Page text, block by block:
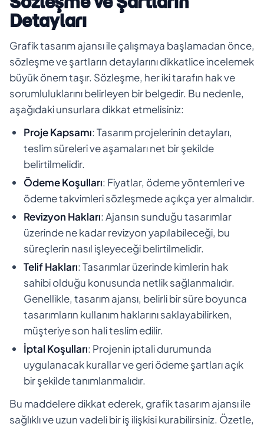
Detayları
Grafik tasarım ajansı ile çalışmaya başlamadan önce,
sözleşme ve şartların detaylarını dikkatlice incelemek
büyük önem taşır. Sözleşme, her iki tarafın hak ve
sorumluluklarını belirleyen bir belgedir. Bu nedenle,
aşağıdaki unsurlara dikkat etmelisiniz:
Proje Kapsamı: Tasarım projelerinin detayları,
teslim süreleri ve aşamaları net bir şekilde
belirtilmelidir.
Ödeme Koşulları: Fiyatlar, ödeme yöntemleri ve
ödeme takvimleri sözleşmede açıkça yer almalıdır.
Revizyon Hakları: Ajansın sunduğu tasarımlar
üzerinde ne kadar revizyon yapılabileceği, bu
süreçlerin nasıl işleyeceği belirtilmelidir.
Telif Hakları: Tasarımlar üzerinde kimlerin hak
sahibi olduğu konusunda netlik sağlanmalıdır.
Genellikle, tasarım ajansı, belirli bir süre boyunca
tasarımların kullanım haklarını saklayabilirken,
müşteriye son hali teslim edilir.
İptal Koşulları: Projenin iptali durumunda
uygulanacak kurallar ve geri ödeme şartları açık
bir şekilde tanımlanmalıdır.
Bu maddelere dikkat ederek, grafik tasarım ajansı ile
sağlıklı ve uzun vadeli bir iş ilişkisi kurabilirsiniz. Özetle,